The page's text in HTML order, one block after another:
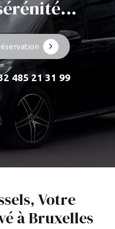
485 21 31 99
Votre
à Bruxelles